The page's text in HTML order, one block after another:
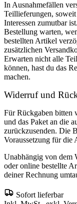
In Ausnahmefällen
Teillieferungen,
Interessen zumutbar
Bestellung warten,
bestellten Artikel
zusätzlichen
Erwarten nicht alle
können, hast du das
machen.
Widerruf und
Für Rückgaben bitten
und das Paket an die
zurückzusenden. Die
Voraussetzung für die
Unabhängig von dem
oder online bestellte
deiner Rechnung
Sofort lieferbar